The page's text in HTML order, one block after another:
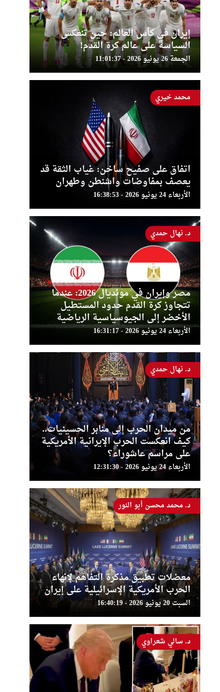
إيران في كأس العالم: حين تنعكس
السياسة على عالم كرة القدم!
الجمعة 26 يونيو 2026 - 11:01:37
اتفاق على صفيح ساخن: غياب الثقة قد
يعصف بمفاوضات واشنطن وطهران
الأربعاء 24 يونيو 2026 - 16:38:53
محمد خيري
مصر وإيران في مونديال 2026: عندما
تتجاوز كرة القدم حدود المستطيل
الأخضر إلى الجيوسياسية الرياضية
الأربعاء 24 يونيو 2026 - 16:31:17
د. نهال حمدي
من ميدان الحرب إلى منابر الحسينيات..
كيف انعكست الحرب الإيرانية الأمريكية
على مراسم عاشوراء؟
الأربعاء 24 يونيو 2026 - 12:31:30
د. نهال حمدي
معضلات تطبيق مذكرة التفاهم لإنهاء
الحرب الأمريكية الإسرائيلية على إيران
السبت 20 يونيو 2026 - 16:40:19
د. محمد محسن أبو النور
د. سالي شعراوي